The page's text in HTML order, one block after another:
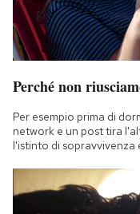
Perché non
Per esempio prima di
network e un post tira
l'istinto di sopravvivenza